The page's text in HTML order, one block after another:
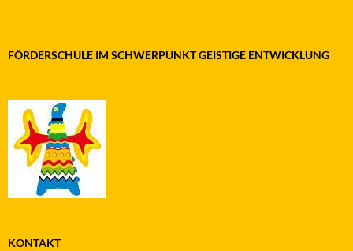
FÖRDERSCHULE IM SCHWERPUNKT GEISTIGE ENTWICKLUNG
KONTAKT